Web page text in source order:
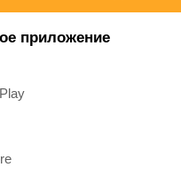
приложение